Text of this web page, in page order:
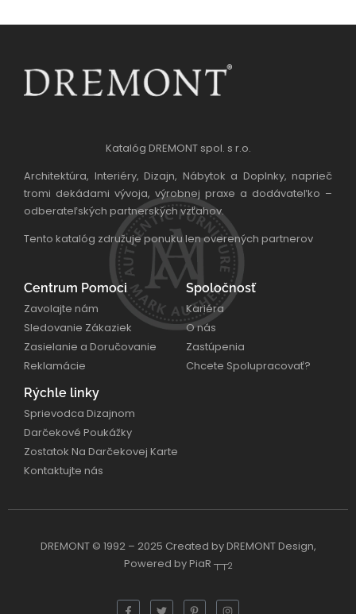
Katalóg DREMONT spol. s r.o.
Architektúra, Interiéry, Dizajn, Nábytok a Doplnky, naprieč
tromi dekádami vývoja, výrobnej praxe a dodávateľko –
odberateľských partnerských vzťahov.
Tento katalóg združuje ponuku len overených partnerov
Centrum Pomoci
Zavolajte nám
Sledovanie Zákaziek
Zasielanie a Doručovanie
Reklamácie
Spoločnosť
Kariéra
O nás
Zastúpenia
Chcete Spolupracovať?
Rýchle linky
Sprievodca Dizajnom
Darčekové Poukážky
Zostatok Na Darčekovej Karte
Kontaktujte nás
DREMONT © 1992 – 2025 Created by DREMONT Design,
Powered by PiaR ┬┬2